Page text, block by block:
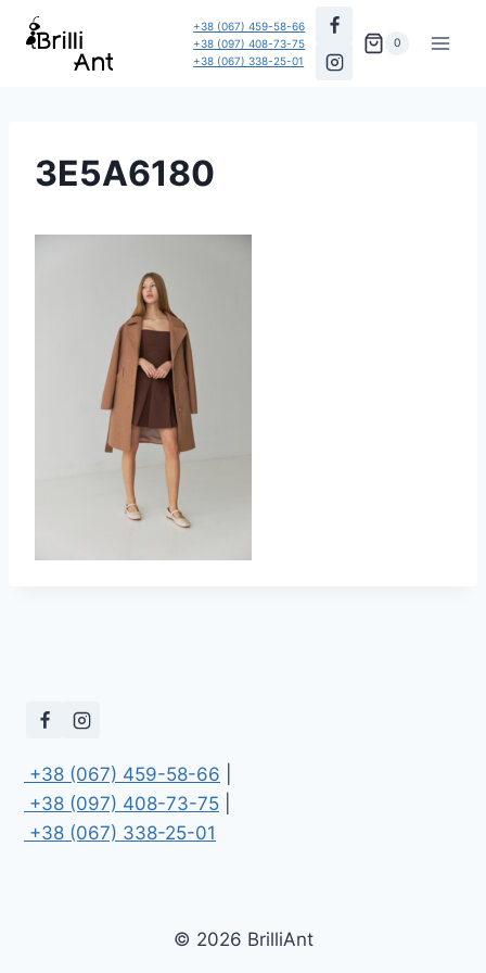
Перейти
+38 (067) 459-58-66
+38 (097) 408-73-75
+38 (067) 338-25-01
0
3E5A6180
+38 (067) 459-58-66
+38 (097) 408-73-75
+38 (067) 338-25-01
© 2026 BrilliAnt